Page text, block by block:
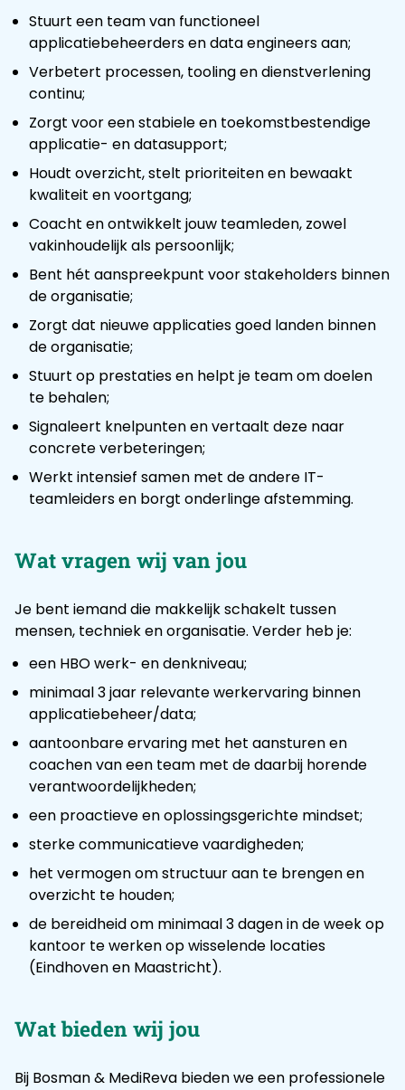
Stuurt een team van functioneel
applicatiebeheerders en data engineers aan;
Verbetert processen, tooling en dienstverlening
continu;
Zorgt voor een stabiele en toekomstbestendige
applicatie- en datasupport;
Houdt overzicht, stelt prioriteiten en bewaakt
kwaliteit en voortgang;
Coacht en ontwikkelt jouw teamleden, zowel
vakinhoudelijk als persoonlijk;
Bent hét aanspreekpunt voor stakeholders binnen
de organisatie;
Zorgt dat nieuwe applicaties goed landen binnen
de organisatie;
Stuurt op prestaties en helpt je team om doelen
te behalen;
Signaleert knelpunten en vertaalt deze naar
concrete verbeteringen;
Werkt intensief samen met de andere IT-
teamleiders en borgt onderlinge afstemming.
Wat vragen wij van jou
Je bent iemand die makkelijk schakelt tussen
mensen, techniek en organisatie. Verder heb je:
een HBO werk- en denkniveau;
minimaal 3 jaar relevante werkervaring binnen
applicatiebeheer/data;
aantoonbare ervaring met het aansturen en
coachen van een team met de daarbij horende
verantwoordelijkheden;
een proactieve en oplossingsgerichte mindset;
sterke communicatieve vaardigheden;
het vermogen om structuur aan te brengen en
overzicht te houden;
de bereidheid om minimaal 3 dagen in de week op
kantoor te werken op wisselende locaties
(Eindhoven en Maastricht).
Wat bieden wij jou
Bij Bosman & MediReva bieden we een professionele